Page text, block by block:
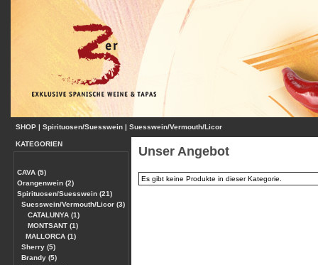
SHOP | Spirituosen/Suesswein | Suesswein/Vermouth/Licor
KATEGORIEN
CAVA (5)
Orangenwein (2)
Spirituosen/Suesswein (21)
Suesswein/Vermouth/Licor (3)
CATALUNYA (1)
MONTSANT (1)
MALLORCA (1)
Sherry (5)
Brandy (5)
Unser Angebot
Es gibt keine Produkte in dieser Kategorie.